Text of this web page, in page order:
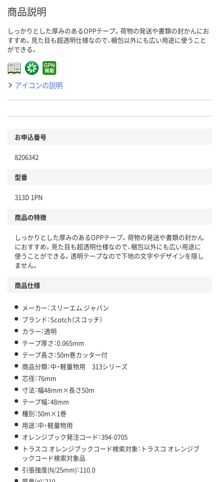
商品説明
しっかりとした厚みのあるOPPテープ。荷物の発送や書類の封かんにお
すすめ。見た目も超透明仕様なので、梱包以外にも広い用途に使うこと
ができる。
アイコンの説明
お申込番号
8206342
型番
313D 1PN
商品の特徴
しっかりとした厚みのあるOPPテープ。荷物の発送や書類の封かん
におすすめ。見た目も超透明仕様なので、梱包以外にも広い用途に
使うことができる。透明テープなので下地の文字やデザインを隠し
ません。
商品仕様
メーカー：スリーエム ジャパン
ブランド：Scotch（スコッチ）
カラー：透明
テープ厚さ：0.065mm
テープ長さ：50m巻カッター付
商品分類：中・軽量物用 313シリーズ
芯径：76mm
寸法：幅48mm×長さ50m
テープ幅：48mm
種別：50m×1巻
用途：中・軽量物用
オレンジブック発注コード：394-0705
トラスコ オレンジブックコード検索対象：トラスコ オレンジブ
ックコード検索対象品
引張強度(N/25mm)：110.0